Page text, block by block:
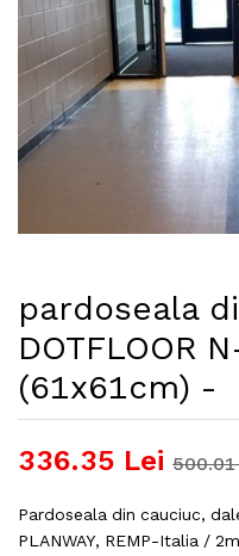
pardoseala
DOTFLOOR
(61x61cm) -
336.35 Lei 500.01
Pardoseala din cauciuc,
PLANWAY, REMP-Italia /